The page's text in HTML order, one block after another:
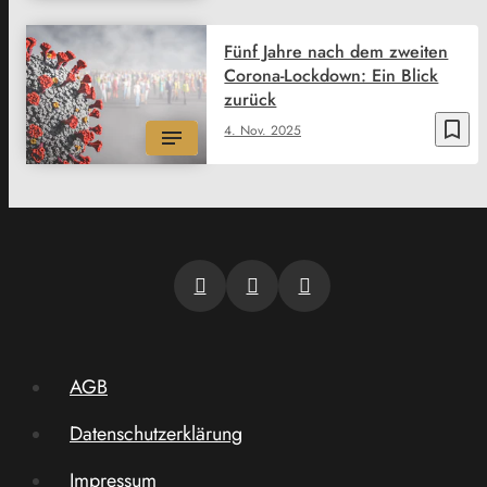
bookmark_border
4. Nov. 2025
Fünf Jahre nach dem zweiten
Corona-Lockdown: Ein Blick
zurück
AGB
Datenschutzerklärung
Impressum